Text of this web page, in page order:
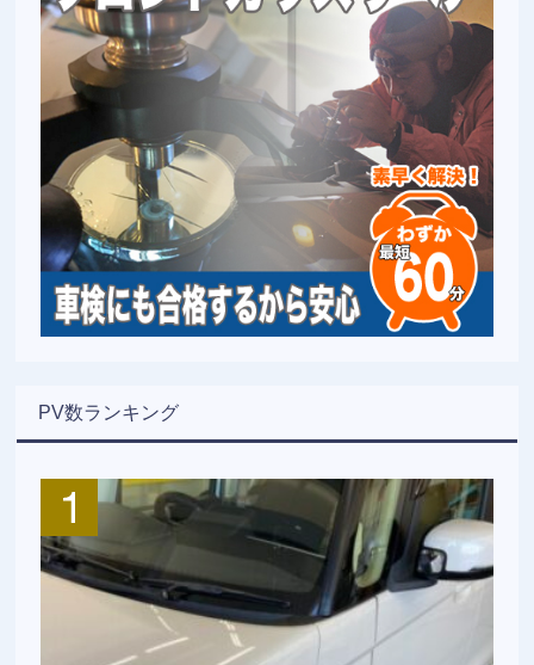
PV数ランキング